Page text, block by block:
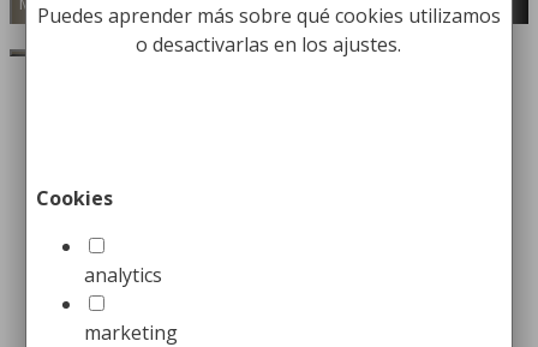
Búsqueda de productos
Insecticida PIRETRINA
natural pack 4 uds
34,99€
Puedes aprender más sobre qué cookies utilizamos
o desactivarlas en los ajustes.
Cookies
analytics
marketing